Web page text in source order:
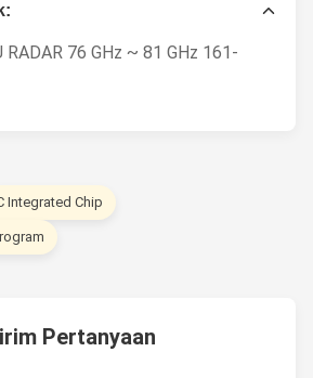
RADAR 76 GHz ~ 81 GHz 161-
Integrated Chip
Pertanyaan